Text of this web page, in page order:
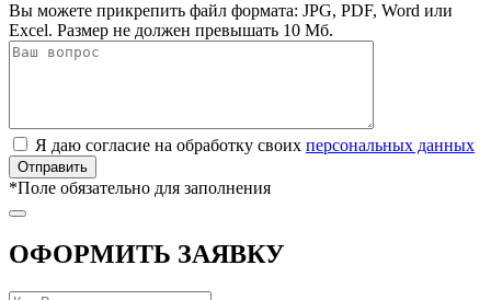
Вы можете прикрепить файл формата: JPG, PDF, Word или
Excel. Размер не должен превышать 10 Мб.
Я даю согласие на обработку своих персональных данных
*Поле обязательно для заполнения
ОФОРМИТЬ ЗАЯВКУ